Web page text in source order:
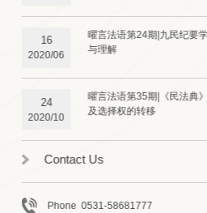
16
2020/06
曜言法语第24期|九民纪要
与理解
24
2020/10
曜言法语第35期|《民法典
及选择权的转移
Contact Us
Phone 0531-58681777